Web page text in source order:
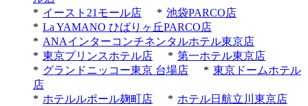
* イースト21モール店 * 池袋PARCO店
* La YAMANO ひばりヶ丘PARCO店
* ANAインターコンチネンタルホテル東京店
* 東京プリンスホテル店 * 第一ホテル東京店
* グランドニッコー東京 台場店 * 東京ドームホテル
店
* ホテルルポール麹町店 * ホテル日航立川東京店